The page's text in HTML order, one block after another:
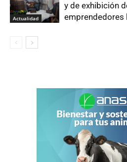
Actualidad
y de exhibición
emprendedores